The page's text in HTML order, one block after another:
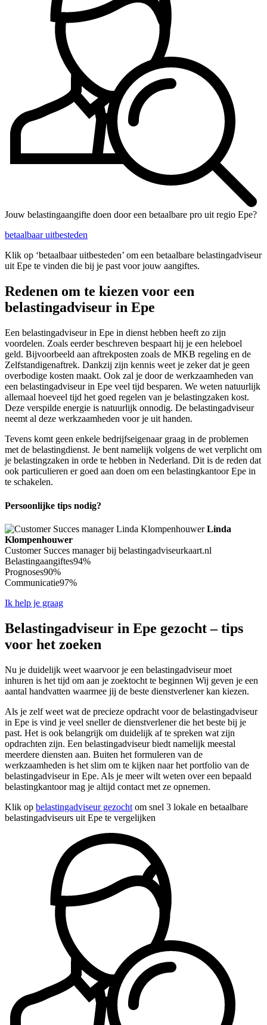
Jouw belastingaangifte doen door een betaalbare pro uit regio Epe?
betaalbaar uitbesteden
Klik op ‘betaalbaar uitbesteden’ om een betaalbare belastingadviseur
uit Epe te vinden die bij je past voor jouw aangiftes.
Redenen om te kiezen voor een
belastingadviseur in Epe
Een belastingadviseur in Epe in dienst hebben heeft zo zijn
voordelen. Zoals eerder beschreven bespaart hij je een heleboel
geld. Bijvoorbeeld aan aftrekposten zoals de MKB regeling en de
Zelfstandigenaftrek. Dankzij zijn kennis weet je zeker dat je geen
overbodige kosten maakt. Ook zal je door de werkzaamheden van
een belastingadviseur in Epe veel tijd besparen. We weten natuurlijk
allemaal hoeveel tijd het goed regelen van je belastingzaken kost.
Deze verspilde energie is natuurlijk onnodig. De belastingadviseur
neemt al deze werkzaamheden voor je uit handen.
Tevens komt geen enkele bedrijfseigenaar graag in de problemen
met de belastingdienst. Je bent namelijk volgens de wet verplicht om
je belastingzaken in orde te hebben in Nederland. Dit is de reden dat
ook particulieren er goed aan doen om een belastingkantoor Epe in
te schakelen.
Persoonlijke tips nodig?
Linda
Klompenhouwer
Customer Succes manager bij belastingadviseurkaart.nl
Belastingaangiftes94%
Prognoses90%
Communicatie97%
Ik help je graag
Belastingadviseur in Epe gezocht – tips
voor het zoeken
Nu je duidelijk weet waarvoor je een belastingadviseur moet
inhuren is het tijd om aan je zoektocht te beginnen Wij geven je een
aantal handvatten waarmee jij de beste dienstverlener kan kiezen.
Als je zelf weet wat de precieze opdracht voor de belastingadviseur
in Epe is vind je veel sneller de dienstverlener die het beste bij je
past. Het is ook belangrijk om duidelijk af te spreken wat zijn
opdrachten zijn. Een belastingadviseur biedt namelijk meestal
meerdere diensten aan. Buiten het formuleren van de
werkzaamheden is het slim om te kijken naar het portfolio van de
belastingadviseur in Epe. Als je meer wilt weten over een bepaald
belastingkantoor mag je altijd contact met ze opnemen.
Klik op belastingadviseur gezocht om snel 3 lokale en betaalbare
belastingadviseurs uit Epe te vergelijken